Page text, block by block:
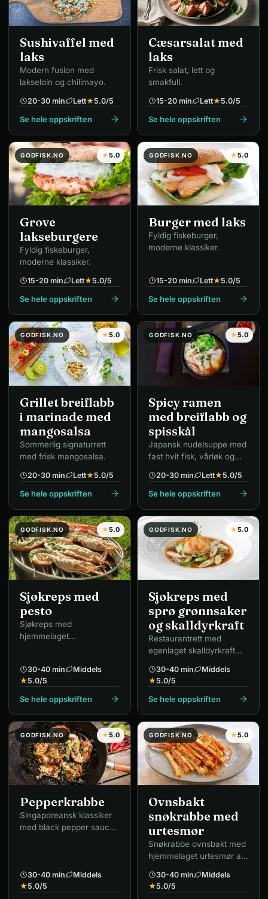
Sushivaffel med
laks
Modern fusion med
lakseloin og chilimayo.
20-30 min Lett★5.0/5
Se hele oppskriften
Cæsarsalat med
laks
Frisk salat, lett og
smakfull.
15-20 min Lett★5.0/5
Se hele oppskriften
GODFISK.NO ★5.0
Grove
lakseburgere
Fyldig fiskeburger,
moderne klassiker.
15-20 min Lett★5.0/5
Se hele oppskriften
GODFISK.NO ★5.0
Burger med laks
Fyldig fiskeburger,
moderne klassiker.
15-20 min Lett★5.0/5
Se hele oppskriften
GODFISK.NO ★5.0
Grillet breiflabb
i marinade med
mangosalsa
Sommerlig signaturrett
med frisk mangosalsa.
20-30 min Lett★5.0/5
Se hele oppskriften
GODFISK.NO ★5.0
Spicy ramen
med breiflabb og
spisskål
Japansk nudelsuppe med
fast hvit fisk, vårløk og
20-30 min Lett★5.0/5
Se hele oppskriften
GODFISK.NO ★5.0
Sjøkreps med
pesto
Sjøkreps med
hjemmelaget
30-40 min
Middels
★5.0/5
Se hele oppskriften
GODFISK.NO ★5.0
Sjøkreps med
sprø grønnsaker
og skalldyrkraft
Restaurantrett med
egenlaget skalldyrkraft
30-40 min
Middels
★5.0/5
Se hele oppskriften
GODFISK.NO ★5.0
Pepperkrabbe
Singaporeansk klassiker
med black pepper sauce,
30-40 min
Middels
★5.0/5
GODFISK.NO ★5.0
Ovnsbakt
snøkrabbe med
urtesmør
Snøkrabbe ovnsbakt med
hjemmelaget urtesmør av
30-40 min
Middels
★5.0/5